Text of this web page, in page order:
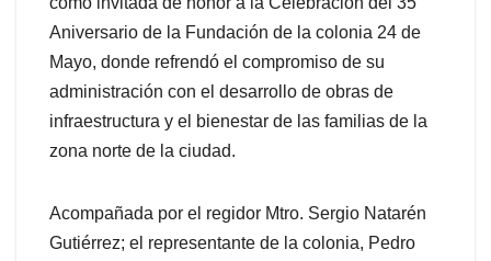
Aniversario de la Fundación de la colonia 24 de
Mayo, donde refrendó el compromiso de su
administración con el desarrollo de obras de
infraestructura y el bienestar de las familias de la
zona norte de la ciudad.
Acompañada por el regidor Mtro. Sergio Natarén
Gutiérrez; el representante de la colonia, Pedro